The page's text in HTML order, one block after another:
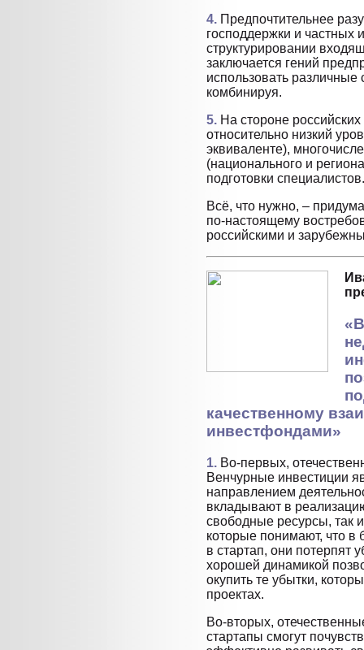
4. Предпочтительнее
господдержки и частных
структурировании
заключается гений
использовать различные
комбинируя.
5. На стороне
относительно низкий
эквиваленте),
(национального и
подготовки специалистов.
Всё, что нужно, –
по-настоящему
российскими и
качественному
инвестфондами»
1. Во-первых,
Венчурные инвестиции
направлением
вкладывают в
свободные ресурсы, так
которые понимают, что в
в стартап, они потерпят
хорошей динамикой
окупить те убытки,
проектах.
Во-вторых,
стартапы смогут